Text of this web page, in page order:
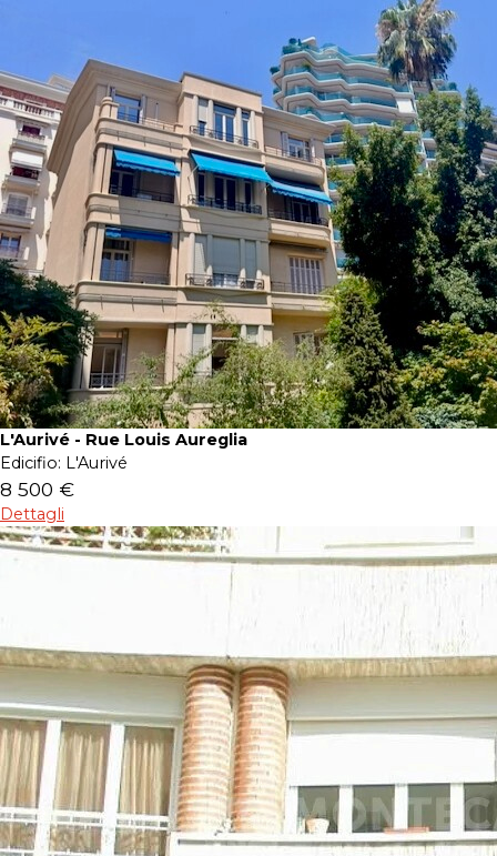
L'Aurivé - Rue Louis Aureglia
Edicifio: L'Aurivé
8 500 €
Dettagli